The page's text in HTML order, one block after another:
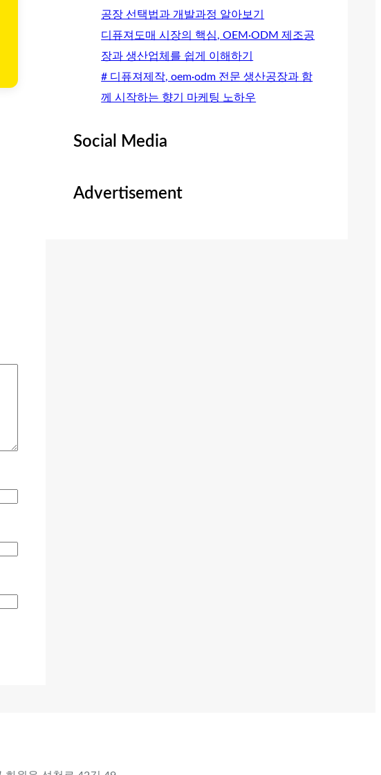
공장 선택법과 개발과정 알아보기
디퓨져도매 시장의 핵심, OEM·ODM 제조공
장과 생산업체를 쉽게 이해하기
# 디퓨져제작, oem·odm 전문 생산공장과 함
께 시작하는 향기 마케팅 노하우
Social Media
Advertisement